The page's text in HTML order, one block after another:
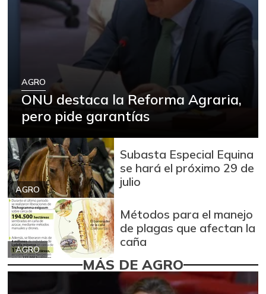
AGRO
ONU destaca la Reforma Agraria,
pero pide garantías
AGRO
Subasta Especial Equina
se hará el próximo 29 de
julio
AGRO
Métodos para el manejo
de plagas que afectan la
caña
MÁS DE AGRO